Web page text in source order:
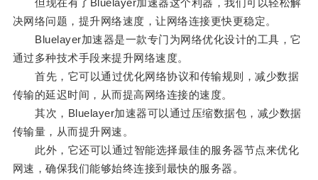
但现在有了Bluelayer加速器这个利器，我们可以轻松解
决网络问题，提升网络速度，让网络连接更快更稳定。
Bluelayer加速器是一款专门为网络优化设计的工具，它
通过多种技术手段来提升网络速度。
首先，它可以通过优化网络协议和传输规则，减少数据
传输的延迟时间，从而提高网络连接的速度。
其次，Bluelayer加速器可以通过压缩数据包，减少数据
传输量，从而提升网速。
此外，它还可以通过智能选择最佳的服务器节点来优化
网速，确保我们能够始终连接到最快的服务器。